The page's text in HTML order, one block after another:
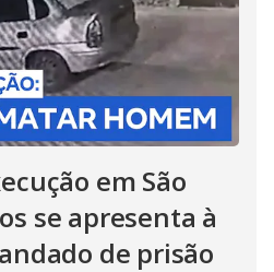
em São
se apresenta à
de prisão